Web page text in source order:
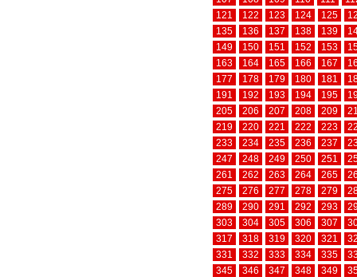
121
122 123 124 125
135
136 137 138 139
149
150 151 152 153
163
164 165 166 167
177
178 179 180 181
191
192 193 194 195
205
206 207 208 209
219
220 221 222 223
233
234 235 236 237
247
248 249 250 251
261
262 263 264 265
275
276 277 278 279
289
290 291 292 293
303
304 305 306 307
317
318 319 320 321
331
332 333 334 335
345
346 347 348 349